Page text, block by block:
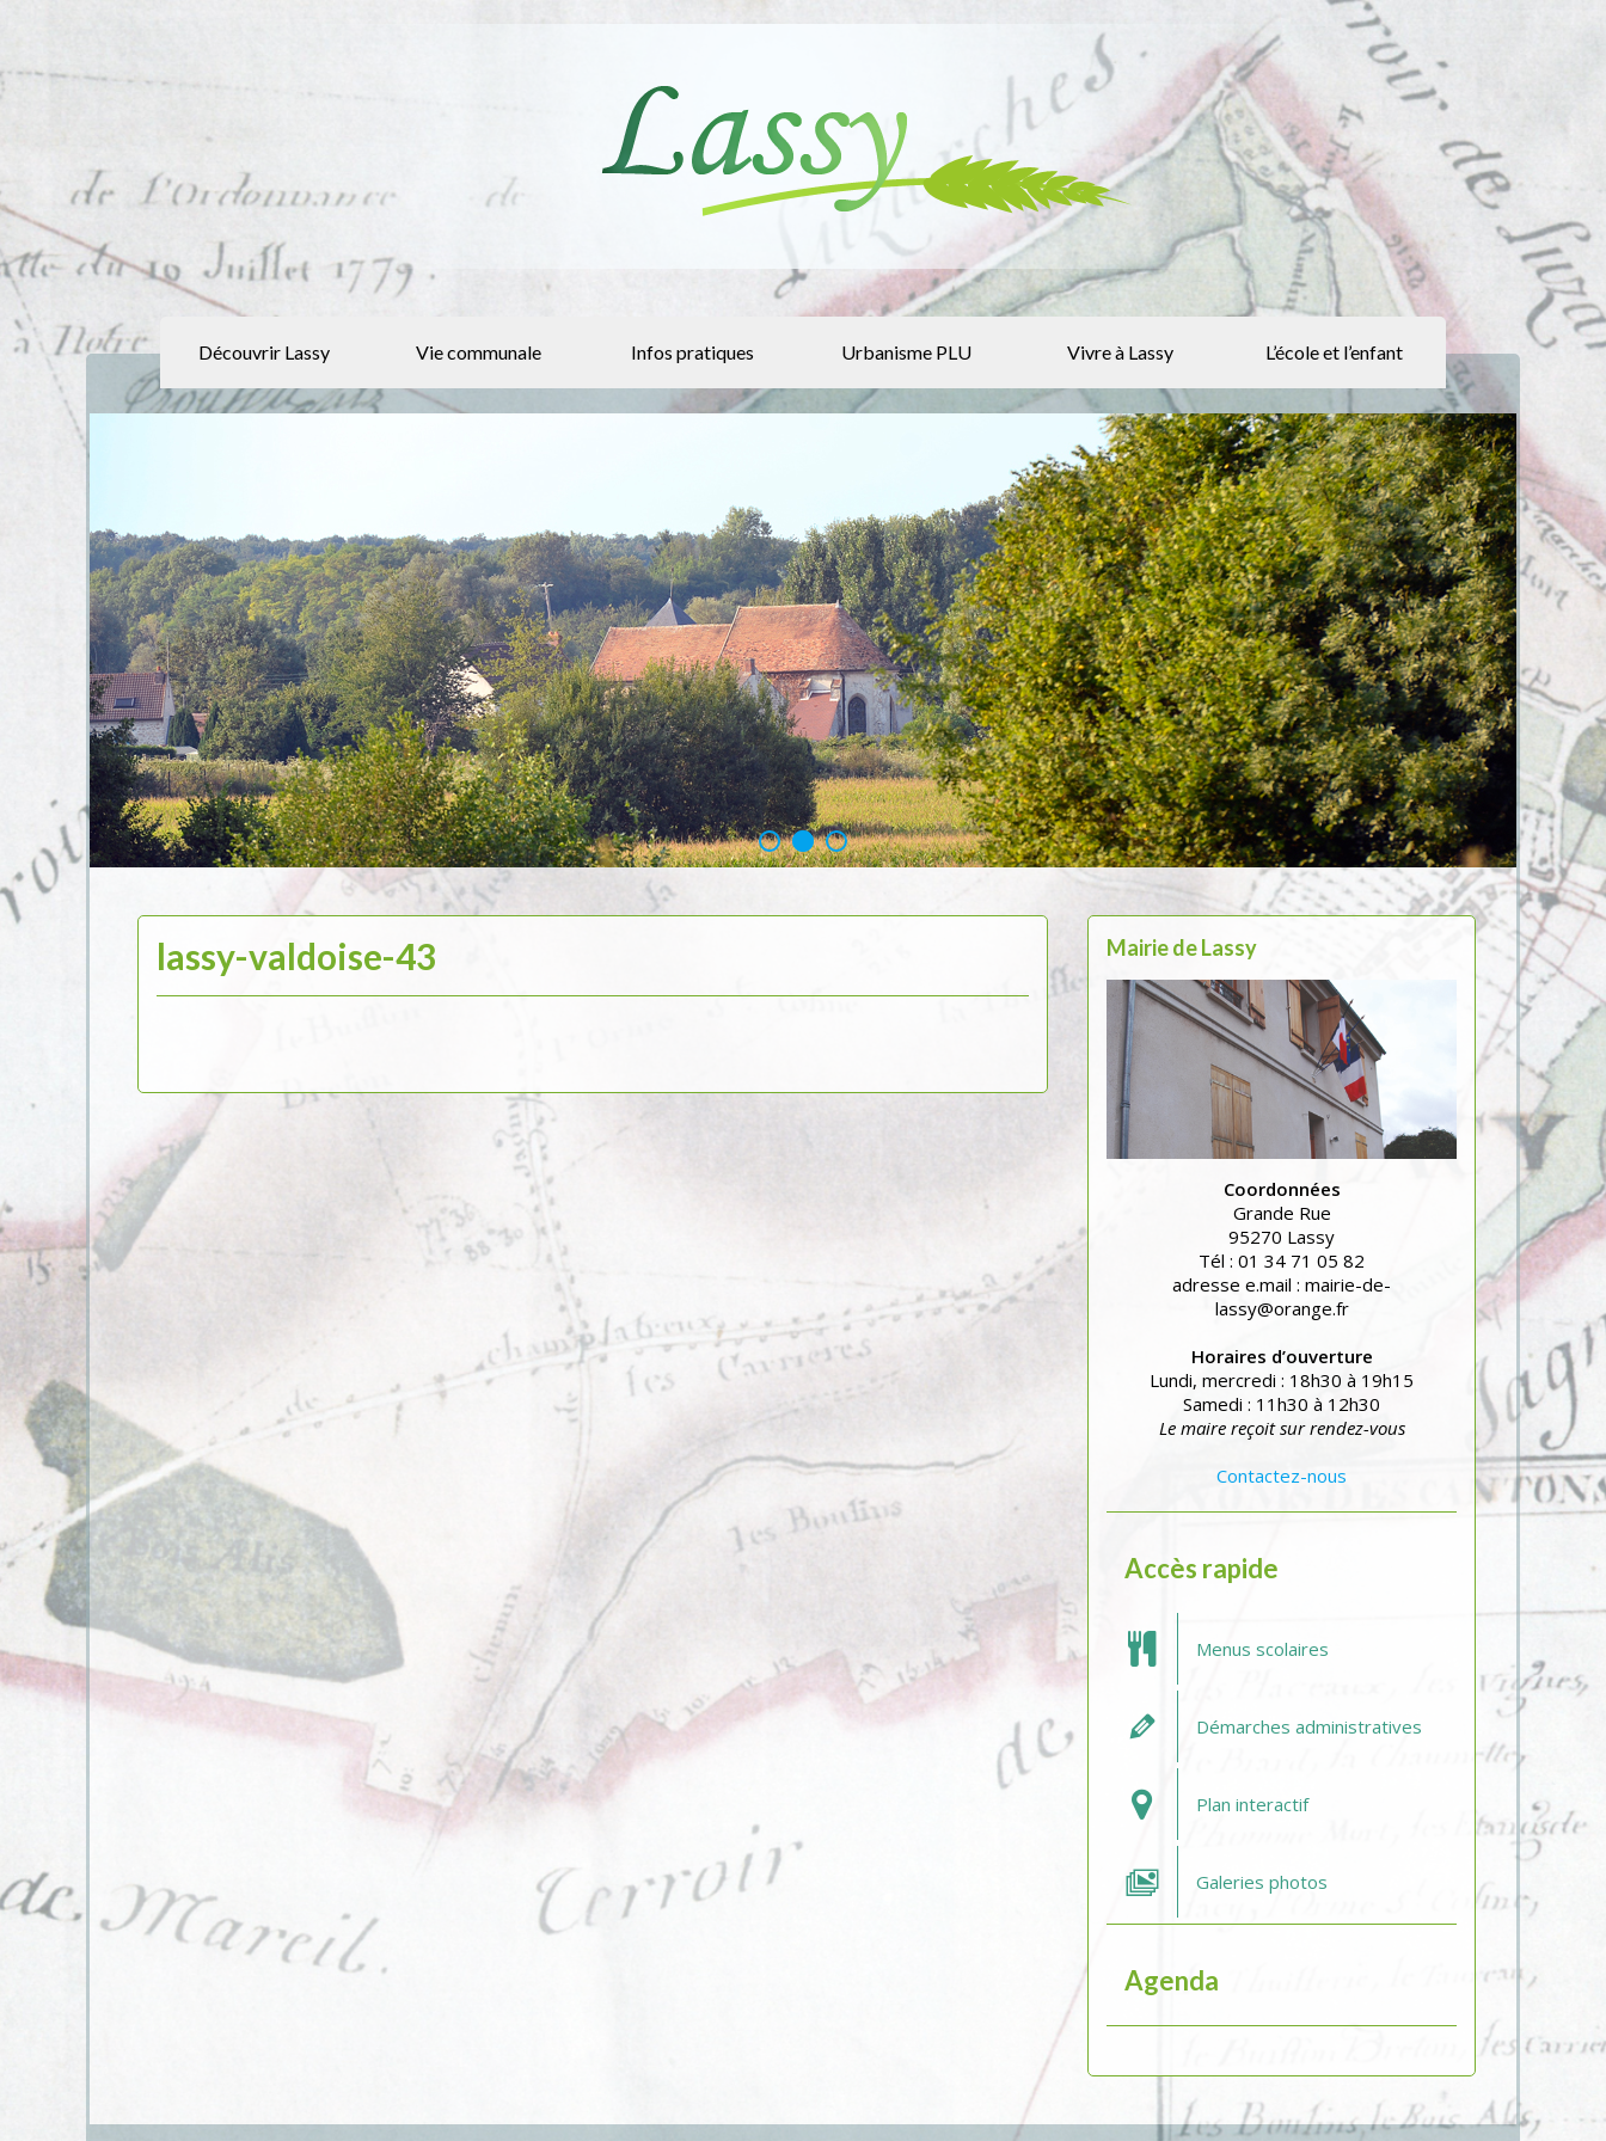
Découvrir Lassy Vie communale Infos pratiques Urbanisme PLU Vivre à Lassy L’école et l’enfant
lassy-valdoise-43 Mairie de Lassy
Coordonnées
Grande Rue
95270 Lassy
Tél : 01 34 71 05 82
adresse e.mail : mairie-de-
lassy@orange.fr
Horaires d’ouverture
Lundi, mercredi : 18h30 à 19h15
Samedi : 11h30 à 12h30
Le maire reçoit sur rendez-vous
Contactez-nous
Accès rapide
Menus scolaires
Démarches administratives
Plan interactif
Galeries photos
Agenda